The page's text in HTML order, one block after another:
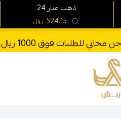
للذهب
24 ذهب عيار
ريال 524.15